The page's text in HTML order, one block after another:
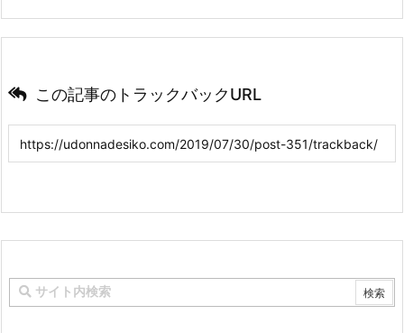
この記事のトラックバックURL